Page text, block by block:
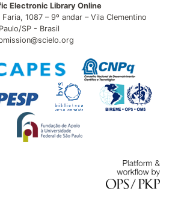
Electronic Library Online
1087 – 9º andar – Vila Clementino
SP - Brasil